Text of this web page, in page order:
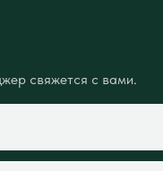
свяжется с вами.